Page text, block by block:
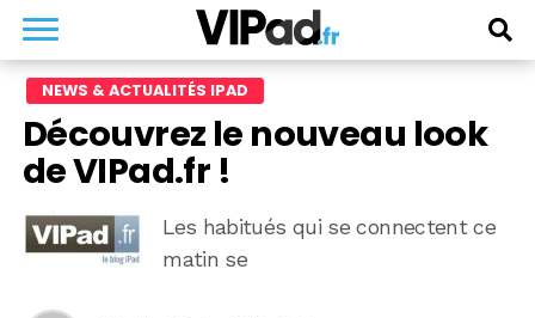
NEWS & ACTUALITÉS IPAD
Découvrez le nouveau look
de VIPad.fr !
Les habitués qui se connectent ce
matin se